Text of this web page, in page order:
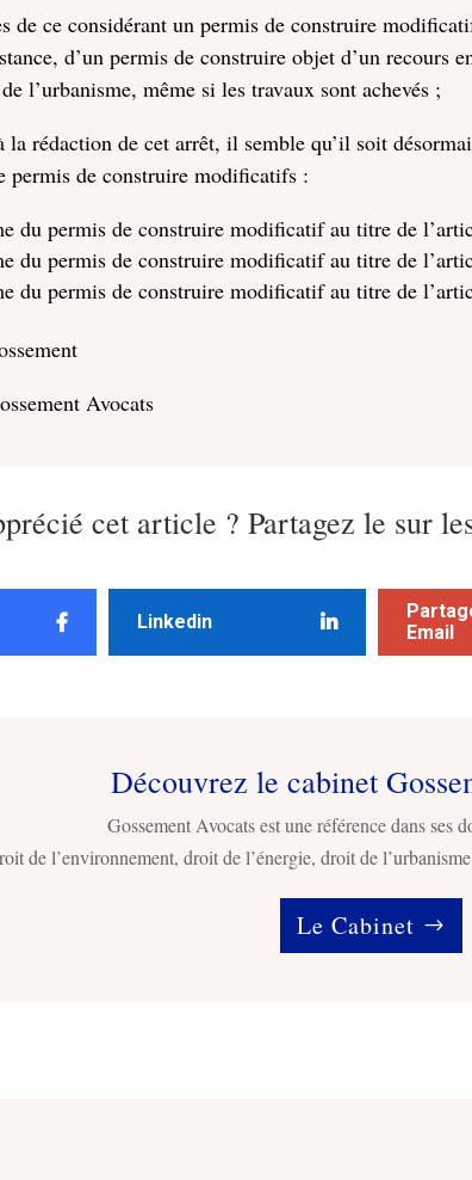
de ce considérant un permis de construire
d’un permis de construire objet d’un recours
l’urbanisme, même si les travaux sont achevés ;
la rédaction de cet arrêt, il semble qu’il soit
permis de construire modificatifs :
du permis de construire modificatif au titre de
du permis de construire modificatif au titre de
du permis de construire modificatif au titre de
Avocats
cet article ? Partagez le sur
Linkedin
Email
Découvrez le cabinet
Gossement Avocats est une référence dans ses
de l’environnement, droit de l’énergie, droit de
Le Cabinet